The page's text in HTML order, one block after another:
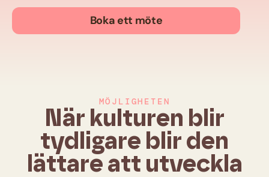
Boka ett möte
MÖJLIGHETEN
När kulturen blir
tydligare blir den
lättare att utveckla